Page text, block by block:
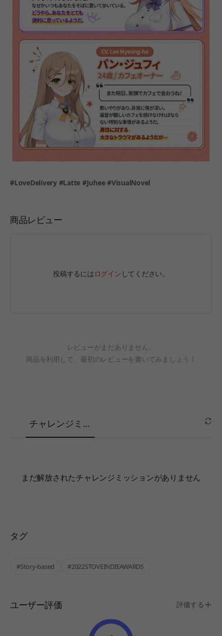
#LoveDelivery #Latte #Juhee #VisualNovel
商品レビュー
投稿するにはログイン してください。
レビューがまだありません。
商品を利用して、最初のレビューを書いてみましょう！
チャレンジミッ
ション
まだ解放されたチャレンジミッションがありません
タグ
#Story-based #2022STOVEINDIEAWARDS
ユーザー評価 評価する